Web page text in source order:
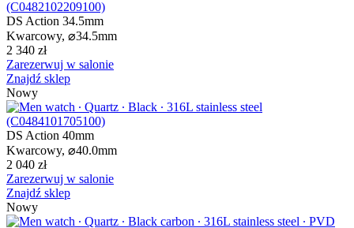
DS Action 34.5mm
Kwarcowy, ⌀34.5mm
2 340 zł
Zarezerwuj w salonie
Znajdź sklep
Nowy
DS Action 40mm
Kwarcowy, ⌀40.0mm
2 040 zł
Zarezerwuj w salonie
Znajdź sklep
Nowy